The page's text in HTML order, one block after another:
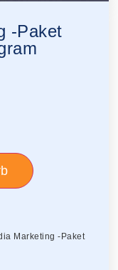
-Paket
Marketing -Paket